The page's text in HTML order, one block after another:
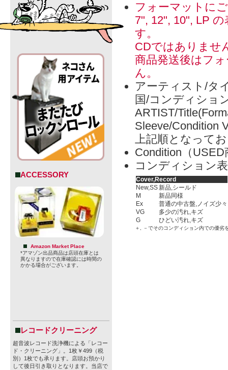
ACCESSORY
Amazon Market Place
*アマゾン出品商品は店頭在庫とは
異なりますので在庫確認には時間の
かかる場合がございます。
レコードクリーニング
超音波レコード洗浄機による「レコー
ド・クリーニング」。1枚￥499（税
別）1枚でも承ります。店頭お預かり
して後日引き取りとなります。当店で
フォーマットに
7", 12", 10", LP
す。
CDではありませ
商品発送後はフ
ん。
アーティスト/タ
国/コンディショ
ARTIST/
Sleeve/Condition
上記順となって
Condition（
コンディション
Cover,Record
New,SS新品,シールド
M
新品同様
Ex
普通の中古盤,ノイズ少々
VG
多少の汚れ,キズ
G
ひどい汚れ,キズ
＋, －でそのコンディション内での優劣